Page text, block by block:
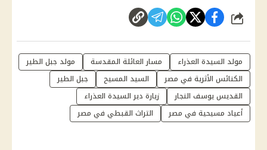
شارك
مولد السيدة العذراء مسار العائلة المقدسة
مولد جبل الطير
الكنائس الأثرية في مصر
السيد المسيح
جبل الطير
القديس يوسف النجار
زيارة دير السيدة العذراء
أعياد مسيحية في مصر
التراث القبطي في مصر